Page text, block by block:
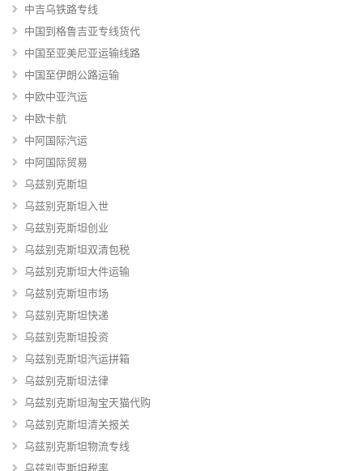
中吉乌铁路专线
中国到格鲁吉亚专线货代
中国至亚美尼亚运输线路
中国至伊朗公路运输
中欧中亚汽运
中欧卡航
中阿国际汽运
中阿国际贸易
乌兹别克斯坦
乌兹别克斯坦入世
乌兹别克斯坦创业
乌兹别克斯坦双清包税
乌兹别克斯坦大件运输
乌兹别克斯坦市场
乌兹别克斯坦快递
乌兹别克斯坦投资
乌兹别克斯坦汽运拼箱
乌兹别克斯坦法律
乌兹别克斯坦淘宝天猫代购
乌兹别克斯坦清关报关
乌兹别克斯坦物流专线
乌兹别克斯坦税率